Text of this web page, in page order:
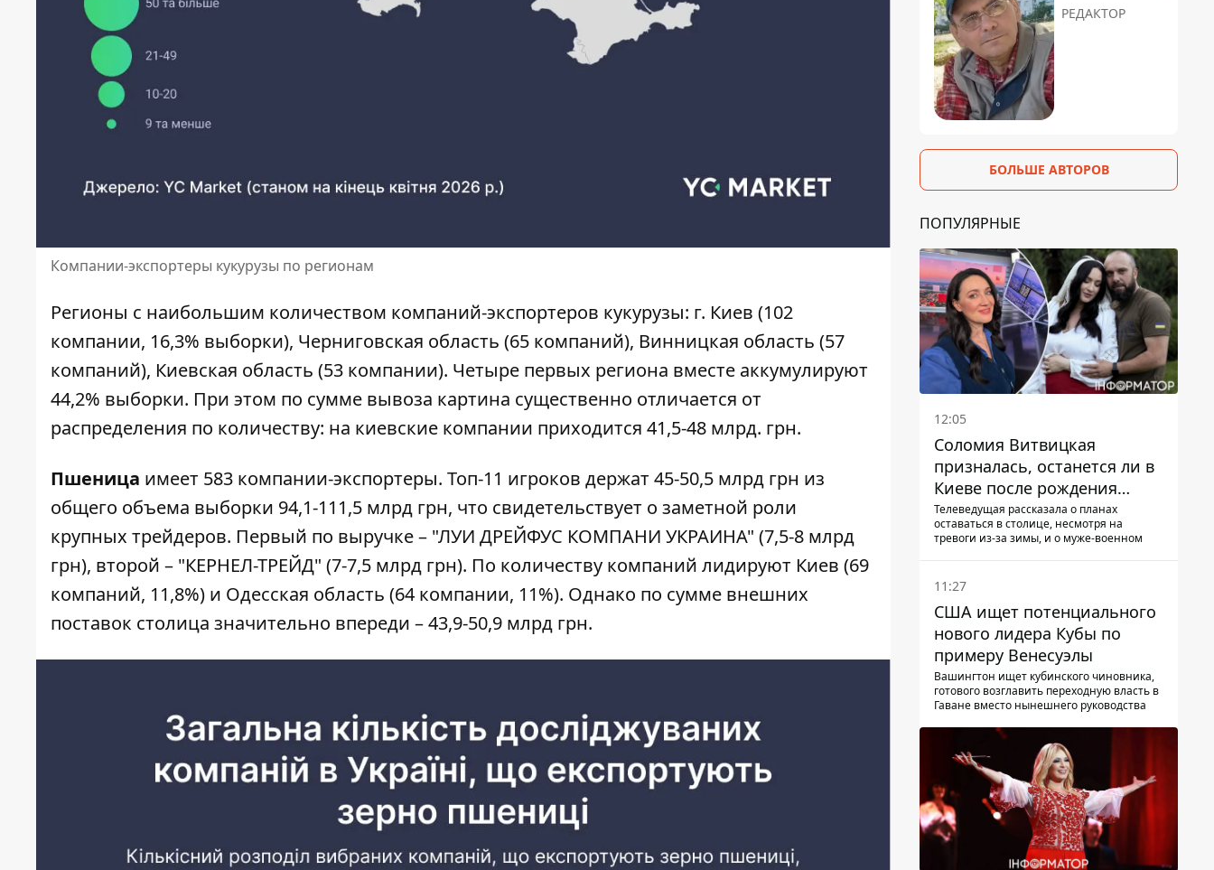
Компании-экспортеры кукурузы по регионам
Регионы с наибольшим количеством компаний-экспортеров кукурузы: г. Киев (102
компании, 16,3% выборки), Черниговская область (65 компаний), Винницкая область (57
компаний), Киевская область (53 компании). Четыре первых региона вместе аккумулируют
44,2% выборки. При этом по сумме вывоза картина существенно отличается от
распределения по количеству: на киевские компании приходится 41,5-48 млрд. грн.
Пшеница имеет 583 компании-экспортеры. Топ-11 игроков держат 45-50,5 млрд грн из
общего объема выборки 94,1-111,5 млрд грн, что свидетельствует о заметной роли
крупных трейдеров. Первый по выручке – "ЛУИ ДРЕЙФУС КОМПАНИ УКРАИНА" (7,5-8 млрд
грн), второй – "КЕРНЕЛ-ТРЕЙД" (7-7,5 млрд грн). По количеству компаний лидируют Киев (69
компаний, 11,8%) и Одесская область (64 компании, 11%). Однако по сумме внешних
поставок столица значительно впереди – 43,9-50,9 млрд грн.
РЕДАКТОР
БОЛЬШЕ АВТОРОВ
ПОПУЛЯРНЫЕ
12:05
Соломия Витвицкая
призналась, останется ли в
Киеве после рождения
ребенка
Телеведущая рассказала о планах
оставаться в столице, несмотря на
тревоги из-за зимы, и о муже-военном
11:27
США ищет потенциального
нового лидера Кубы по
примеру Венесуэлы
Вашингтон ищет кубинского чиновника,
готового возглавить переходную власть в
Гаване вместо нынешнего руководства